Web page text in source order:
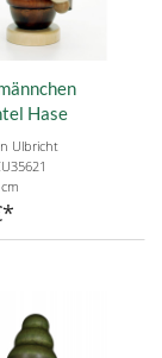
Hase
Ulbricht